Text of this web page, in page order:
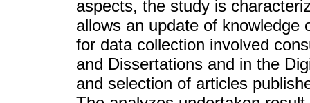
aspects, the study is
allows an update of knowledge
for data collection involved
and Dissertations and in the
and selection of articles